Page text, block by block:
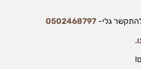
גלי- 0502468797
.